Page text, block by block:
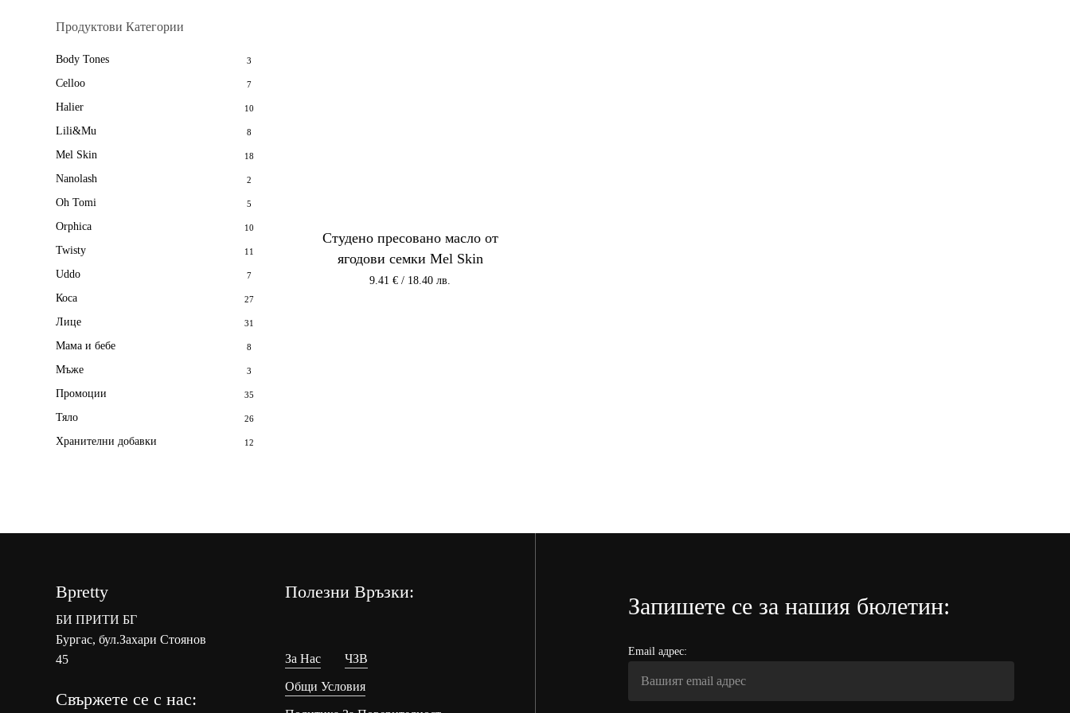
Продуктови Категории
Body Tones 3
Celloo 7
Halier 10
Lili&Mu 8
Mel Skin 18
Nanolash 2
Oh Tomi 5
Orphica 10
Twisty 11
Uddo 7
Коса 27
Лице 31
Мама и бебе 8
Мъже 3
Промоции 35
Тяло 26
Хранителни добавки 12
Студено пресовано масло от
ягодови семки Mel Skin
9.41€ / 18.40 лв.
Bpretty
БИ ПРИТИ БГ
Бургас, бул.Захари Стоянов
45
Свържете се с нас:
Полезни Връзки:
За Нас ЧЗВ
Общи Условия
Запишете се за нашия бюлетин:
Email адрес: